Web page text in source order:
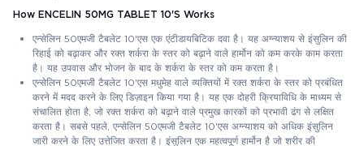
How ENCELIN 50MG TABLET 10'S Works
एन्सेलिन 50एमजी टैबलेट 10'एस एक एंटीडायबिटिक दवा है। यह अग्न्याशय से इंसुलिन की
रिहाई को बढ़ाकर और रक्त शर्करा के स्तर को बढ़ाने वाले हार्मोन को कम करके काम करता
है। यह उपवास और भोजन के बाद के शर्करा के स्तर को कम करता है।
एन्सेलिन 50एमजी टैबलेट 10'एस मधुमेह वाले व्यक्तियों में रक्त शर्करा के स्तर को प्रबंधित
करने में मदद करने के लिए डिज़ाइन किया गया है। यह एक दोहरी क्रियाविधि के माध्यम से
संचालित होता है, जो रक्त शर्करा को बढ़ाने वाले प्रमुख कारकों को प्रभावी ढंग से लक्षित
करता है। सबसे पहले, एन्सेलिन 50एमजी टैबलेट 10'एस अग्न्याशय को अधिक इंसुलिन
जारी करने के लिए उत्तेजित करता है। इंसुलिन एक महत्वपूर्ण हार्मोन है जो शरीर की